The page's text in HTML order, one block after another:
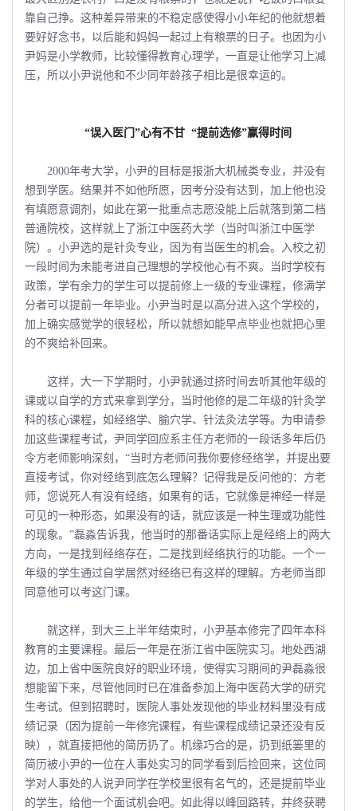
靠自己挣。这种差异带来的不稳定感使得小小年纪的他就想着
要好好念书，以后能和妈妈一起过上有粮票的日子。也因为小
尹妈是小学教师，比较懂得教育心理学，一直是让他学习上减
压，所以小尹说他和不少同年龄孩子相比是很幸运的。
“误入医门”心有不甘 “提前选修”赢得时间
2000年考大学，小尹的目标是报浙大机械类专业，并没有
想到学医。结果并不如他所愿，因考分没有达到，加上他也没
有填愿意调剂，如此在第一批重点志愿没能上后就落到第二档
普通院校，这样就上了浙江中医药大学（当时叫浙江中医学
院）。小尹选的是针灸专业，因为有当医生的机会。入校之初
一段时间为未能考进自己理想的学校他心有不爽。当时学校有
政策，学有余力的学生可以提前修上一级的专业课程，修满学
分者可以提前一年毕业。小尹当时是以高分进入这个学校的，
加上确实感觉学的很轻松，所以就想如能早点毕业也就把心里
的不爽给补回来。
这样，大一下学期时，小尹就通过挤时间去听其他年级的
课或以自学的方式来拿到学分，当时他修的是二年级的针灸学
科的核心课程，如经络学、腧穴学、针法灸法学等。为申请参
加这些课程考试，尹同学回应系主任方老师的一段话多年后仍
令方老师影响深刻，“当时方老师问我你要修经络学，并提出要
直接考试，你对经络到底怎么理解？记得我是反问他的：方老
师，您说死人有没有经络，如果有的话，它就像是神经一样是
可见的一种形态，如果没有的话，就应该是一种生理或功能性
的现象。”磊淼告诉我，他当时的那番话实际上是经络上的两大
方向，一是找到经络存在，二是找到经络执行的功能。一个一
年级的学生通过自学居然对经络已有这样的理解。方老师当即
同意他可以考这门课。
就这样，到大三上半年结束时，小尹基本修完了四年本科
教育的主要课程。最后一年是在浙江省中医院实习。地处西湖
边，加上省中医院良好的职业环境，使得实习期间的尹磊淼很
想能留下来，尽管他同时已在准备参加上海中医药大学的研究
生考试。但到招聘时，医院人事处发现他的毕业材料里没有成
绩记录（因为提前一年修完课程，有些课程成绩记录还没有反
映），就直接把他的简历扔了。机缘巧合的是，扔到纸篓里的
简历被小尹的一位在人事处实习的同学看到后捡回来，这位同
学对人事处的人说尹同学在学校里很有名气的，还是提前毕业
的学生，给他一个面试机会吧。如此得以峰回路转，并终获聘